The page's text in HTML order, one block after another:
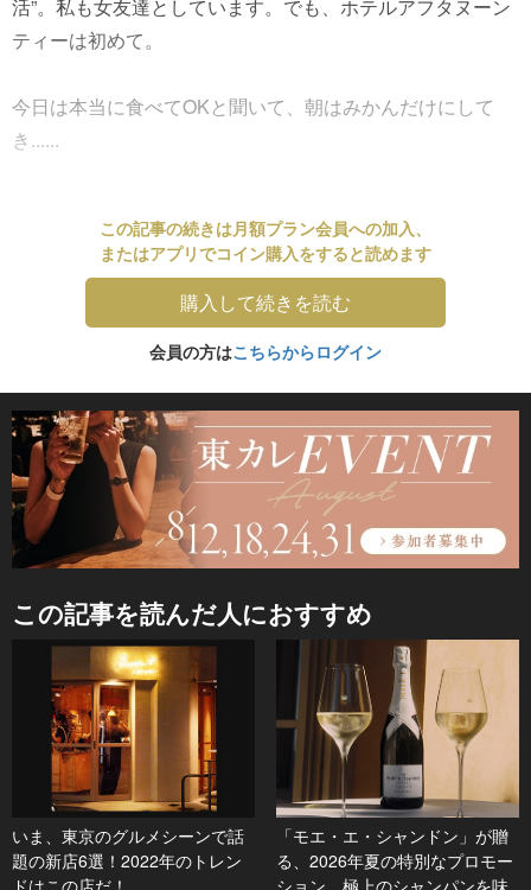
活”。私も女友達としています。でも、ホテルアフタヌーン
ティーは初めて。
今日は本当に食べてOKと聞いて、朝はみかんだけにして
き......
この記事の続きは月額プラン会員への加入、
またはアプリでコイン購入をすると読めます
購入して続きを読む
会員の方はこちらからログイン
この記事を読んだ人におすすめ
いま、東京のグルメシーンで話
題の新店6選！2022年のトレン
「モエ・エ・シャンドン」が贈
る、2026年夏の特別なプロモー